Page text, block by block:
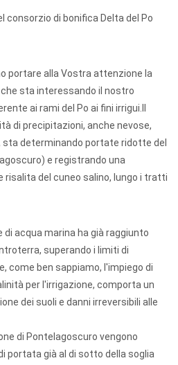
consorzio di bonifica Delta del Po
portare alla Vostra attenzione la
sta interessando il nostro
ai rami del Po ai fini irrigui.Il
di precipitazioni, anche nevose,
determinando portate ridotte del
e registrando una
risalita del cuneo salino, lungo i tratti
acqua marina ha già raggiunto
superando i limiti di
come ben sappiamo, l'impiego di
per l'irrigazione, comporta un
dei suoli e danni irreversibili alle
di Pontelagoscuro vengono
portata già al di sotto della soglia